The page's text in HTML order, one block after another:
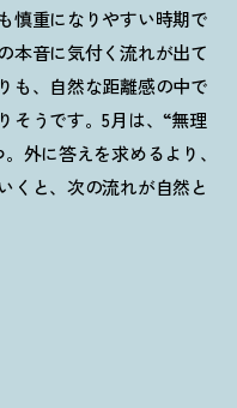
慎重になりやすい時期で
本音に気付く流れが出て
も、自然な距離感の中で
そうです。5月は、“無理
外に答えを求めるより、
くと、次の流れが自然と